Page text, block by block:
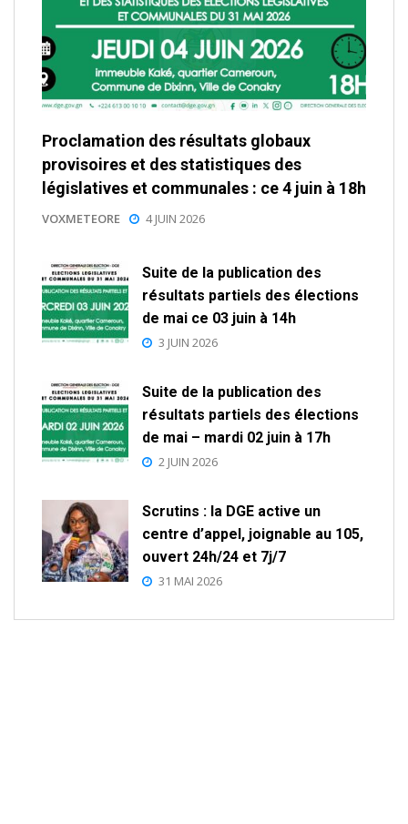
Proclamation des résultats globaux
provisoires et des statistiques des
législatives et communales : ce 4 juin à 18h
VOXMETEORE 4 JUIN 2026
Suite de la publication des
résultats partiels des élections
de mai ce 03 juin à 14h
3 JUIN 2026
Suite de la publication des
résultats partiels des élections
de mai – mardi 02 juin à 17h
2 JUIN 2026
Scrutins : la DGE active un
centre d’appel, joignable au 105,
ouvert 24h/24 et 7j/7
31 MAI 2026